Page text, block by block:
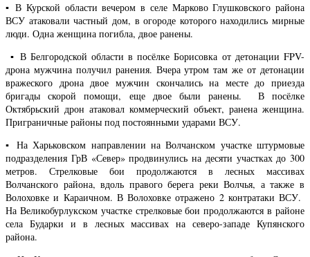
▪️ В Курской области вечером в селе Марково Глушковского района
ВСУ атаковали частный дом, в огороде которого находились мирные
люди. Одна женщина погибла, двое ранены.
▪️ В Белгородской области в посёлке Борисовка от детонации FPV-
дрона мужчина получил ранения. Вчера утром там же от детонации
вражеского дрона двое мужчин скончались на месте до приезда
бригады скорой помощи, еще двое были ранены. В посёлке
Октябрьский дрон атаковал коммерческий объект, ранена женщина.
Приграничные районы под постоянными ударами ВСУ.
▪️ На Харьковском направлении на Волчанском участке штурмовые
подразделения ГрВ «Север» продвинулись на десяти участках до 300
метров. Стрелковые бои продолжаются в лесных массивах
Волчанского района, вдоль правого берега реки Волчья, а также в
Волоховке и Караичном. В Волоховке отражено 2 контратаки ВСУ.
На Великобурлукском участке стрелковые бои продолжаются в районе
села Бударки и в лесных массивах на северо-западе Купянского
района.